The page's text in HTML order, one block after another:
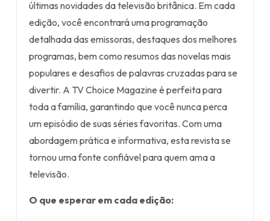
últimas novidades da televisão britânica. Em cada
edição, você encontrará uma programação
detalhada das emissoras, destaques dos melhores
programas, bem como resumos das novelas mais
populares e desafios de palavras cruzadas para se
divertir. A TV Choice Magazine é perfeita para
toda a família, garantindo que você nunca perca
um episódio de suas séries favoritas. Com uma
abordagem prática e informativa, esta revista se
tornou uma fonte confiável para quem ama a
televisão.
O que esperar em cada edição: